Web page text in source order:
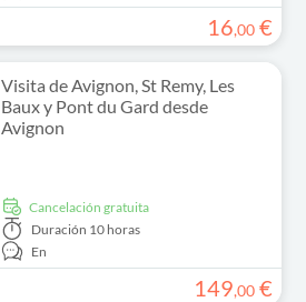
16,00 €
Visita de Avignon, St Remy, Les
Baux y Pont du Gard desde
Avignon
cancelación gratuita
Duración 10 horas
En
149,00 €